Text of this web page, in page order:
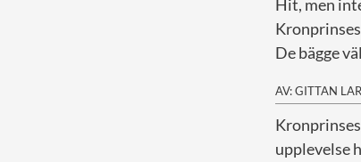
Hit, men
De bägge
AV: GITTAN
K
upplevelse